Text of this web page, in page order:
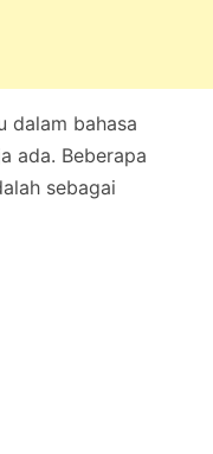
dalam bahasa
ada. Beberapa
sebagai